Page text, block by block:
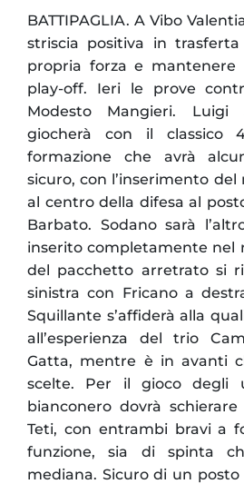
BATTIPAGLIA. A Vibo
striscia positiva in
propria forza e mantenere
play-off. Ieri le prove
Modesto Mangieri.
giocherà con il classico
formazione che avrà
sicuro, con l’inserimento
al centro della difesa al
Barbato. Sodano sarà
inserito completamente nel
del pacchetto arretrato si
sinistra con Fricano a
Squillante s’affiderà alla
all’esperienza del trio
Gatta, mentre è in avanti
scelte. Per il gioco degli
bianconero dovrà
Teti, con entrambi bravi a
funzione, sia di spinta
mediana. Sicuro di un posto